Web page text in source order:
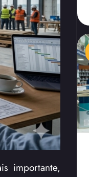
importante,